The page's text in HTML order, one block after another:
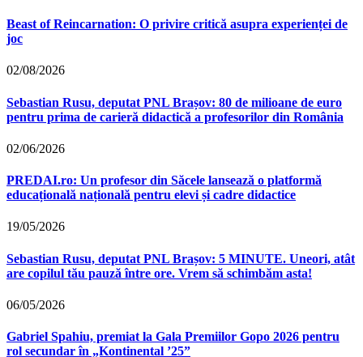
Beast of Reincarnation: O privire critică asupra experienței de
joc
02/08/2026
Sebastian Rusu, deputat PNL Brașov: 80 de milioane de euro
pentru prima de carieră didactică a profesorilor din România
02/06/2026
PREDAI.ro: Un profesor din Săcele lansează o platformă
educațională națională pentru elevi și cadre didactice
19/05/2026
Sebastian Rusu, deputat PNL Brașov: 5 MINUTE. Uneori, atât
are copilul tău pauză între ore. Vrem să schimbăm asta!
06/05/2026
Gabriel Spahiu, premiat la Gala Premiilor Gopo 2026 pentru
rol secundar în „Kontinental ’25”